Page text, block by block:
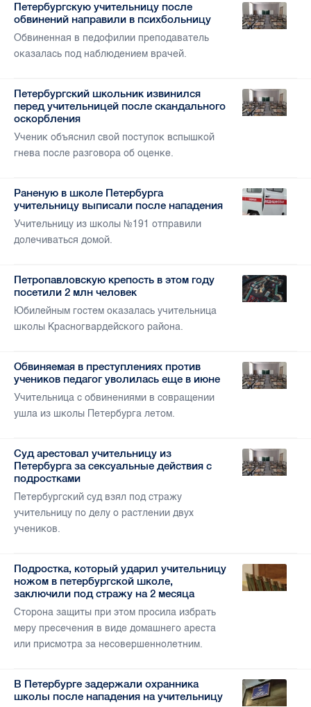
Петербургскую учительницу после
обвинений направили в психбольницу
Обвиненная в педофилии преподаватель
оказалась под наблюдением врачей.
Петербургский школьник извинился
перед учительницей после скандального
оскорбления
Ученик объяснил свой поступок вспышкой
гнева после разговора об оценке.
Раненую в школе Петербурга
учительницу выписали после нападения
Учительницу из школы №191 отправили
долечиваться домой.
Петропавловскую крепость в этом году
посетили 2 млн человек
Юбилейным гостем оказалась учительница
школы Красногвардейского района.
Обвиняемая в преступлениях против
учеников педагог уволилась еще в июне
Учительница с обвинениями в совращении
ушла из школы Петербурга летом.
Суд арестовал учительницу из
Петербурга за сексуальные действия с
подростками
Петербургский суд взял под стражу
учительницу по делу о растлении двух
учеников.
Подростка, который ударил учительницу
ножом в петербургской школе,
заключили под стражу на 2 месяца
Сторона защиты при этом просила избрать
меру пресечения в виде домашнего ареста
или присмотра за несовершеннолетним.
В Петербурге задержали охранника
школы после нападения на учительницу